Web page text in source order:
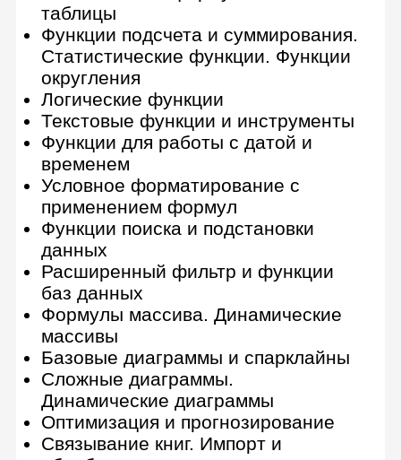
10 практических заданий
Интерфейс и возможности таблиц
Совместная работа с документами
Сортировка, фильтры и
фильтрация
Сводные таблицы
Визуализация данных
Проверка данных
Правила работы с формулами
Типы диапазонов, связывание
листов и документов между собой.
Функция IMPORTRANGE
Функции суммирования и подсчета
Логические и текстовые функции
Функции для работы с датой и
временем
Работа с диапазонами: основные
функции (ВПР, ИНДЕКС,
ПОИСКПОЗ, SORT)
FILTER: введение
QUERY: введение (синтаксис,
SELECT, WHERE, ORDER BY)
Скрипты